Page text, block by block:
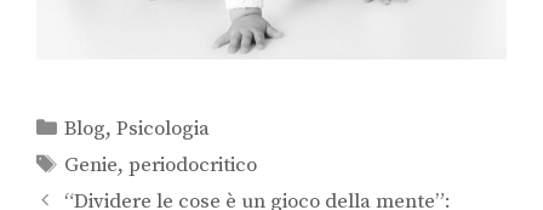
Blog,Psicologia
Genie,periodocritico
“Dividere le cose è un gioco della mente”: